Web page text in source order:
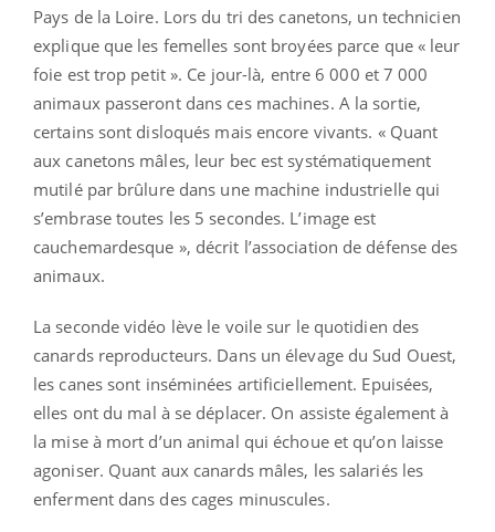
Pays de la Loire. Lors du tri des canetons, un technicien
explique que les femelles sont broyées parce que « leur
foie est trop petit ». Ce jour-là, entre 6 000 et 7 000
animaux passeront dans ces machines. A la sortie,
certains sont disloqués mais encore vivants. « Quant
aux canetons mâles, leur bec est systématiquement
mutilé par brûlure dans une machine industrielle qui
s’embrase toutes les 5 secondes. L’image est
cauchemardesque », décrit l’association de défense des
animaux.
La seconde vidéo lève le voile sur le quotidien des
canards reproducteurs. Dans un élevage du Sud Ouest,
les canes sont inséminées artificiellement. Epuisées,
elles ont du mal à se déplacer. On assiste également à
la mise à mort d’un animal qui échoue et qu’on laisse
agoniser. Quant aux canards mâles, les salariés les
enferment dans des cages minuscules.